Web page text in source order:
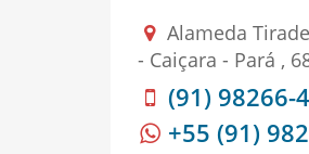
Alameda
- Caiçara - Pará ,
(91) 98266-
+55 (91)